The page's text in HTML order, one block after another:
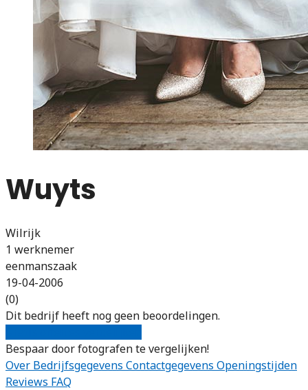
Wuyts
Wilrijk
1 werknemer
eenmanszaak
19-04-2006
(0)
Dit bedrijf heeft nog geen beoordelingen.
Bespaar door fotografen te vergelijken!
Over Bedrijfsgegevens Contactgegevens Openingstijden
Reviews FAQ